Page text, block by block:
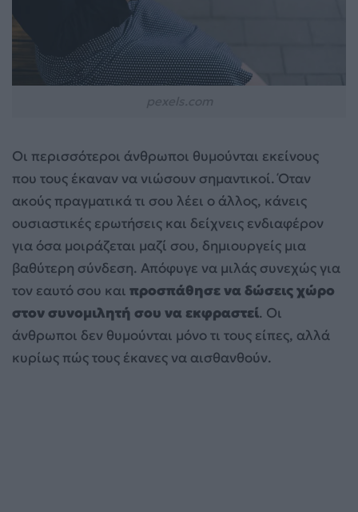
Οι περισσότεροι άνθρωποι θυμούνται εκείνους
που τους έκαναν να νιώσουν σημαντικοί. Όταν
ακούς πραγματικά τι σου λέει ο άλλος, κάνεις
ουσιαστικές ερωτήσεις και δείχνεις ενδιαφέρον
για όσα μοιράζεται μαζί σου, δημιουργείς μια
βαθύτερη σύνδεση. Απόφυγε να μιλάς συνεχώς για
τον εαυτό σου και προσπάθησε να δώσεις χώρο
στον συνομιλητή σου να εκφραστεί. Οι
άνθρωποι δεν θυμούνται μόνο τι τους είπες, αλλά
κυρίως πώς τους έκανες να αισθανθούν.